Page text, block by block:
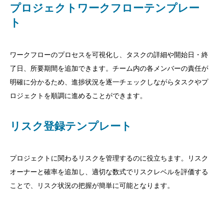
プロジェクトワークフローテンプレー
ト
ワークフローのプロセスを可視化し、タスクの詳細や開始日・終
了日、所要期間を追加できます。チーム内の各メンバーの責任が
明確に分かるため、進捗状況を逐一チェックしながらタスクやプ
ロジェクトを順調に進めることができます。
リスク登録テンプレート
プロジェクトに関わるリスクを管理するのに役立ちます。リスク
オーナーと確率を追加し、適切な数式でリスクレベルを評価する
ことで、リスク状況の把握が簡単に可能となります。